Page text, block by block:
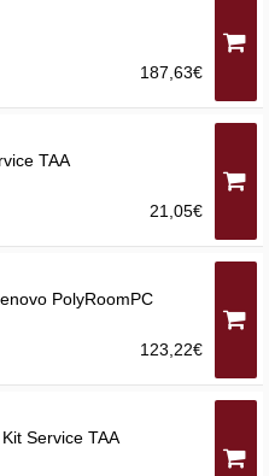
187,63€
TAA
21,05€
PolyRoomPC
123,22€
Service TAA